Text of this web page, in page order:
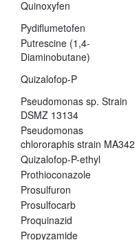
Quinoxyfen
Pydiflumetofen
Putrescine (1,4-
Diaminobutane)
Quizalofop-P
Pseudomonas sp. Strain
DSMZ 13134
Pseudomonas
chlororaphis strain MA342
Quizalofop-P-ethyl
Prothioconazole
Prosulfuron
Prosulfocarb
Proquinazid
Propyzamide